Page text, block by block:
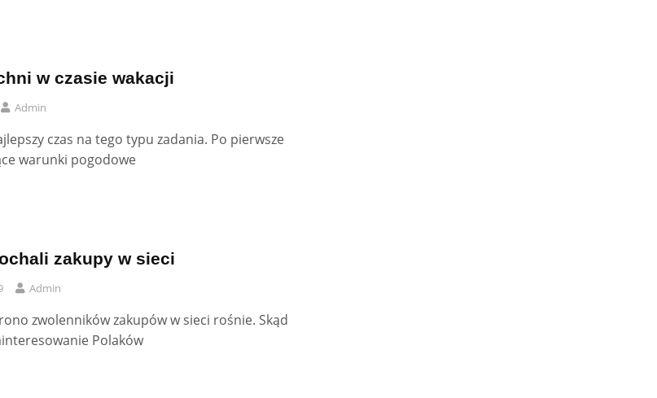
w czasie wakacji
Admin
czas na tego typu zadania. Po pierwsze
warunki pogodowe
zakupy w sieci
Admin
zwolenników zakupów w sieci rośnie. Skąd
Polaków